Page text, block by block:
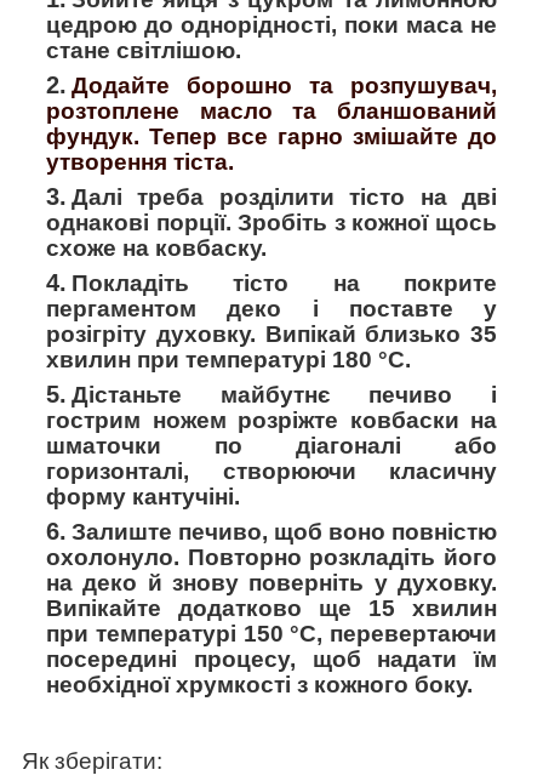
цедрою до однорідності, поки маса не
стане світлішою.
Додайте борошно та розпушувач,
розтоплене масло та бланшований
фундук. Тепер все гарно змішайте до
утворення тіста.
Далі треба розділити тісто на дві
однакові порції. Зробіть з кожної щось
схоже на ковбаску.
Покладіть тісто на покрите
пергаментом деко і поставте у
розігріту духовку. Випікай близько 35
хвилин при температурі 180 °C.
Дістаньте майбутнє печиво і
гострим ножем розріжте ковбаски на
шматочки по діагоналі або
горизонталі, створюючи класичну
форму кантучіні.
Залиште печиво, щоб воно повністю
охолонуло. Повторно розкладіть його
на деко й знову поверніть у духовку.
Випікайте додатково ще 15 хвилин
при температурі 150 °C, перевертаючи
посередині процесу, щоб надати їм
необхідної хрумкості з кожного боку.
Як зберігати: